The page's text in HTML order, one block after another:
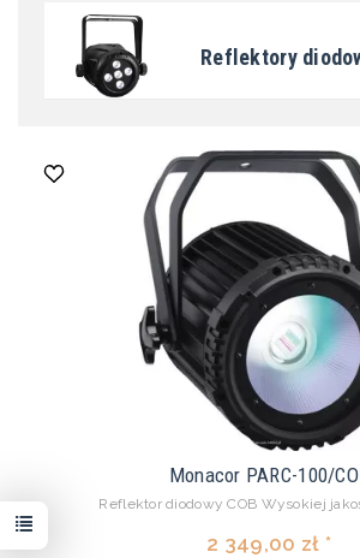
Reflektory
Monacor PARC-100/
Reflektor diodowy COB Wysokiej
2 349,00 zł *